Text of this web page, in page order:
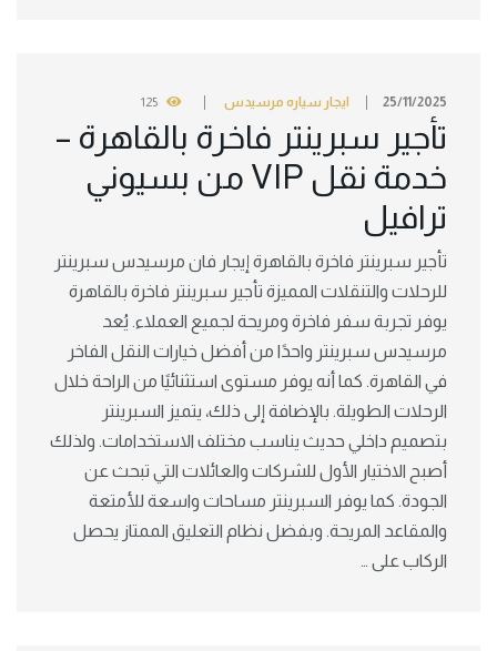
25/11/2025 ايجار سياره مرسيدس 125
تأجير سبرينتر فاخرة بالقاهرة –
خدمة نقل VIP من بسيوني
ترافيل
تأجير سبرينتر فاخرة بالقاهرة إيجار فان مرسيدس سبرينتر
للرحلات والتنقلات المميزة تأجير سبرينتر فاخرة بالقاهرة
يوفر تجربة سفر فاخرة ومريحة لجميع العملاء. يُعد
مرسيدس سبرينتر واحدًا من أفضل خيارات النقل الفاخر
في القاهرة. كما أنه يوفر مستوى استثنائيًا من الراحة خلال
الرحلات الطويلة. بالإضافة إلى ذلك، يتميز السبرينتر
بتصميم داخلي حديث يناسب مختلف الاستخدامات. ولذلك
أصبح الاختيار الأول للشركات والعائلات التي تبحث عن
الجودة. كما يوفر السبرينتر مساحات واسعة للأمتعة
والمقاعد المريحة. وبفضل نظام التعليق الممتاز يحصل
الركاب على …